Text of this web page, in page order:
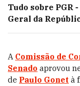
Tudo sobre PGR
Geral da
A Comissão de
Senado aprovou
de Paulo Gonet à